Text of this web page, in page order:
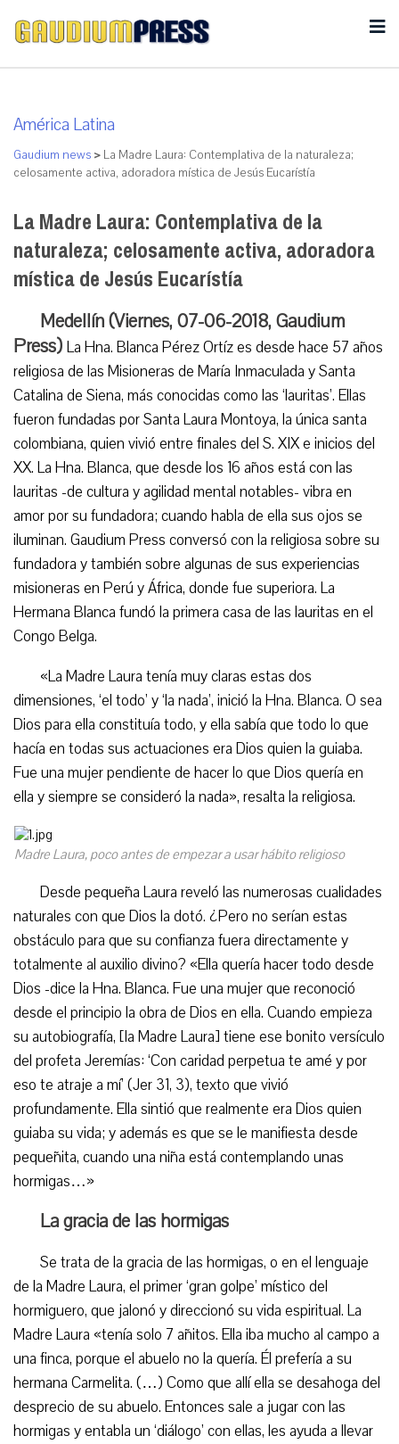
América Latina
Gaudium news > La Madre Laura: Contemplativa de la naturaleza;
celosamente activa, adoradora mística de Jesús Eucarístía
La Madre Laura: Contemplativa de la
naturaleza; celosamente activa, adoradora
mística de Jesús Eucarístía
Medellín (Viernes, 07-06-2018, Gaudium
Press) La Hna. Blanca Pérez Ortíz es desde hace 57 años
religiosa de las Misioneras de María Inmaculada y Santa
Catalina de Siena, más conocidas como las ‘lauritas’. Ellas
fueron fundadas por Santa Laura Montoya, la única santa
colombiana, quien vivió entre finales del S. XIX e inicios del
XX. La Hna. Blanca, que desde los 16 años está con las
lauritas -de cultura y agilidad mental notables- vibra en
amor por su fundadora; cuando habla de ella sus ojos se
iluminan. Gaudium Press conversó con la religiosa sobre su
fundadora y también sobre algunas de sus experiencias
misioneras en Perú y África, donde fue superiora. La
Hermana Blanca fundó la primera casa de las lauritas en el
Congo Belga.
«La Madre Laura tenía muy claras estas dos
dimensiones, ‘el todo’ y ‘la nada’, inició la Hna. Blanca. O sea
Dios para ella constituía todo, y ella sabía que todo lo que
hacía en todas sus actuaciones era Dios quien la guiaba.
Fue una mujer pendiente de hacer lo que Dios quería en
ella y siempre se consideró la nada», resalta la religiosa.
Madre Laura, poco antes de empezar a usar hábito religioso
Desde pequeña Laura reveló las numerosas cualidades
naturales con que Dios la dotó. ¿Pero no serían estas
obstáculo para que su confianza fuera directamente y
totalmente al auxilio divino? «Ella quería hacer todo desde
Dios -dice la Hna. Blanca. Fue una mujer que reconoció
desde el principio la obra de Dios en ella. Cuando empieza
su autobiografía, [la Madre Laura] tiene ese bonito versículo
del profeta Jeremías: ‘Con caridad perpetua te amé y por
eso te atraje a mí’ (Jer 31, 3), texto que vivió
profundamente. Ella sintió que realmente era Dios quien
guiaba su vida; y además es que se le manifiesta desde
pequeñita, cuando una niña está contemplando unas
hormigas…»
La gracia de las hormigas
Se trata de la gracia de las hormigas, o en el lenguaje
de la Madre Laura, el primer ‘gran golpe’ místico del
hormiguero, que jalonó y direccionó su vida espiritual. La
Madre Laura «tenía solo 7 añitos. Ella iba mucho al campo a
una finca, porque el abuelo no la quería. Él prefería a su
hermana Carmelita. (…) Como que allí ella se desahoga del
desprecio de su abuelo. Entonces sale a jugar con las
hormigas y entabla un ‘diálogo’ con ellas, les ayuda a llevar